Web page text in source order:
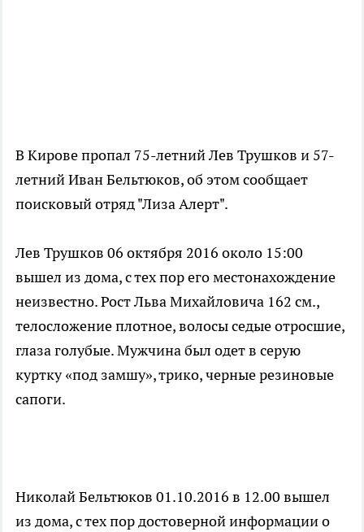
В Кирове пропал 75-летний Лев Трушков и 57-
летний Иван Бельтюков, об этом сообщает
поисковый отряд "Лиза Алерт".
Лев Трушков 06 октября 2016 около 15:00
вышел из дома, с тех пор его местонахождение
неизвестно. Рост Льва Михайловича 162 см.,
телосложение плотное, волосы седые отросшие,
глаза голубые. Мужчина был одет в серую
куртку «под замшу», трико, черные резиновые
сапоги.
Николай Бельтюков 01.10.2016 в 12.00 вышел
из дома, с тех пор достоверной информации о